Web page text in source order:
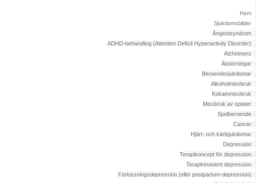
Hem
Sjukdomsbilder
Ångestsyndrom
ADHD-behandling (Attention Deficit Hyperactivity Disorder)
Alzheimers
Ätstörningar
Beroendesjukdomar
Alkoholmissbruk
Kokainmissbruk
Missbruk av opiater
Spelberoende
Cancer
Hjärt- och kärlsjukdomar
Depression
Terapikoncept för depression
Terapiresistent depression
Förlossningsdepression (eller postpartum-depression)